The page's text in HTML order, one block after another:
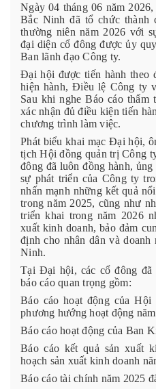
Ngày 04 tháng 06 năm
Bắc Ninh đã tổ chức thành
thường niên năm 2026 với
đại diện cổ đông được ủy
Ban lãnh đạo Công ty.
Đại hội được tiến hành theo
hiện hành, Điều lệ Công ty
Sau khi nghe Báo cáo
xác nhận đủ điều kiện tiến
chương trình làm việc.
Phát biểu khai mạc Đại hội,
tịch Hội đồng quản trị Công
đông đã luôn đồng hành,
sự phát triển của Công ty
nhấn mạnh những kết quả
trong năm 2025, cũng như
triển khai trong năm 2026
xuất kinh doanh, bảo đảm
định cho nhân dân và
Ninh.
Tại Đại hội, các cổ đông đã
báo cáo quan trọng gồm:
Báo cáo hoạt động của
phương hướng hoạt động
Báo cáo hoạt động của Ban
Báo cáo kết quả sản xuất
hoạch sản xuất kinh doanh
Báo cáo tài chính năm 2025